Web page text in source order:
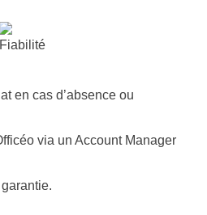
en cas d’absence ou
via un Account Manager
garantie.